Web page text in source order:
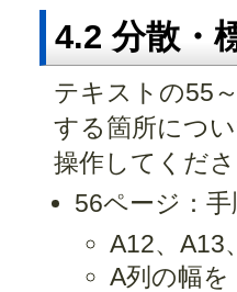
4.2 分散・
テキストの55
する箇所につ
操作してくださ
56ページ：手
A12、A13
A列の幅を